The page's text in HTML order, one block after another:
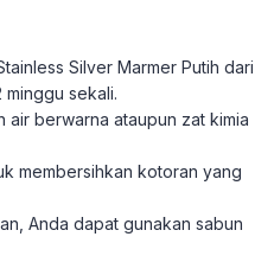
Silver Marmer Putih dari
minggu sekali.
air berwarna ataupun zat kimia
membersihkan kotoran yang
Anda dapat gunakan sabun